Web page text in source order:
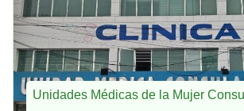
Unidades Médicas de la Mujer